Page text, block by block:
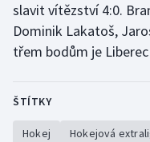
slavit vítězství 4:0.
Dominik Lakatoš,
třem bodům je
ŠTÍTKY
Hokej Hokejová